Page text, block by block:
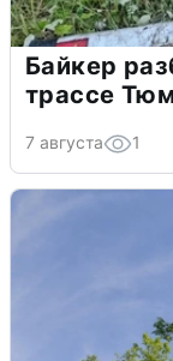
Байкер
трассе
7 августа 1